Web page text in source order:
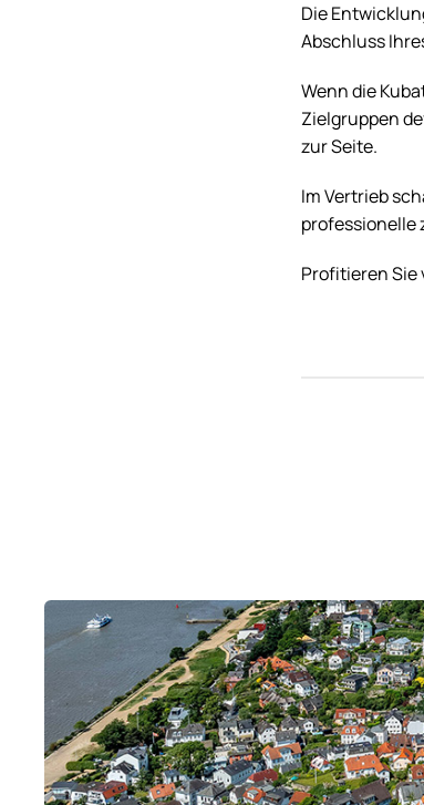
Die
Abschluss
Wenn die
Zielgruppen
zur Seite.
Im Vertrieb
professionelle
Profitieren Sie